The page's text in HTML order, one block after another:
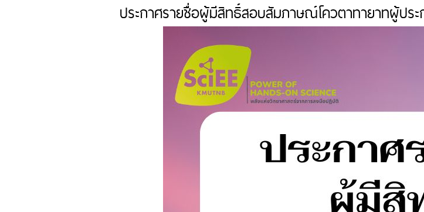
ประกาศรายชื่อผู้มีสิทธิ์สอบสัมภาษณ์โควตาทายาทผู้ปร